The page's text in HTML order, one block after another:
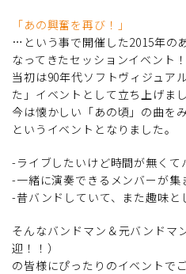
「あの興奮を再び！」
…という事で開催した2015年の
なってきたセッションイベント
当初は90年代ソフトヴィジュア
た」イベントとして立ち上げま
今は懐かしい「あの頃」の曲を
というイベントとなりました。
-ライブしたいけど時間が無くて
-一緒に演奏できるメンバーが集
-昔バンドしていて、また趣味と
そんなバンドマン＆元バンドマ
迎！！）
の皆様にぴったりのイベントで